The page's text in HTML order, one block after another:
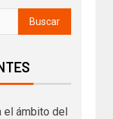
el ámbito del